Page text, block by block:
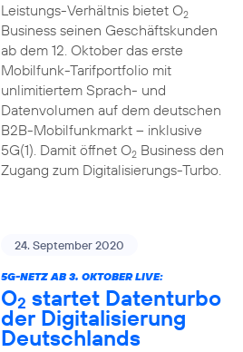
Leistungs-Verhältnis bietet O2
Business seinen Geschäftskunden
ab dem 12. Oktober das erste
Mobilfunk-Tarifportfolio mit
unlimitiertem Sprach- und
Datenvolumen auf dem deutschen
B2B-Mobilfunkmarkt – inklusive
5G(1). Damit öffnet O2Business den
Zugang zum Digitalisierungs-Turbo.
24. September 2020
5G-NETZ AB 3. OKTOBER LIVE:
O2 startet Datenturbo
der Digitalisierung
Deutschlands